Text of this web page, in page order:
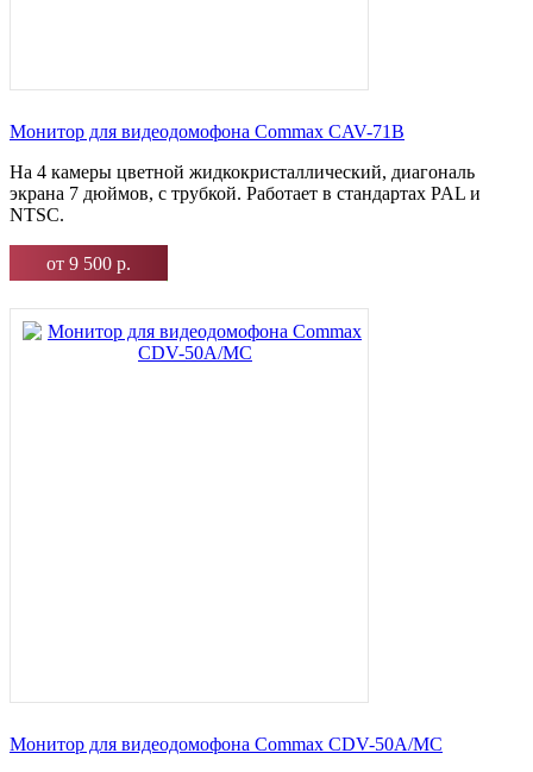
Монитор для видеодомофона Commax CAV-71B
На 4 камеры цветной жидкокристаллический, диагональ
экрана 7 дюймов, с трубкой. Работает в стандартах PAL и
NTSC.
от 9 500 р.
Монитор для видеодомофона Commax CDV-50A/MC